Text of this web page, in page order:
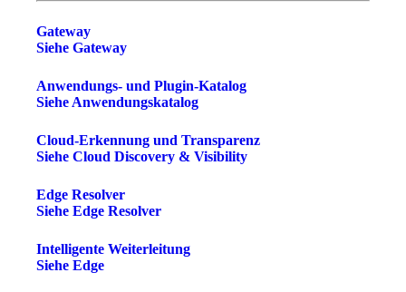
Gateway
Siehe Gateway
Anwendungs- und Plugin-Katalog
Siehe Anwendungskatalog
Cloud-Erkennung und Transparenz
Siehe Cloud Discovery & Visibility
Edge Resolver
Siehe Edge Resolver
Intelligente Weiterleitung
Siehe Edge